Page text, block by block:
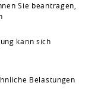
Sie beantragen,
kann sich
Belastungen